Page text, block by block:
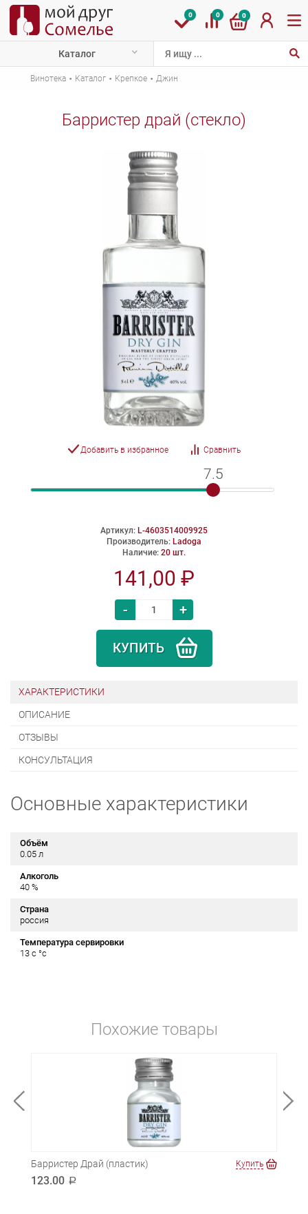
0 0 0
Каталог
Винотека · Каталог · Крепкое · Джин
Барристер драй (стекло)
Добавить в избранное Сравнить
7.5
7.5
Артикул: L-4603514009925
Производитель: Ladoga
Наличие: 20 шт.
141,00 ₽
- +
КУПИТЬ
ХАРАКТЕРИСТИКИ
ОПИСАНИЕ
ОТЗЫВЫ
КОНСУЛЬТАЦИЯ
Основные характеристики
Объём
0.05 л
Алкоголь
40 %
Страна
россия
Температура сервировки
13 с °c
Похожие товары
Барристер Драй (пластик)
123.00 a
Купить